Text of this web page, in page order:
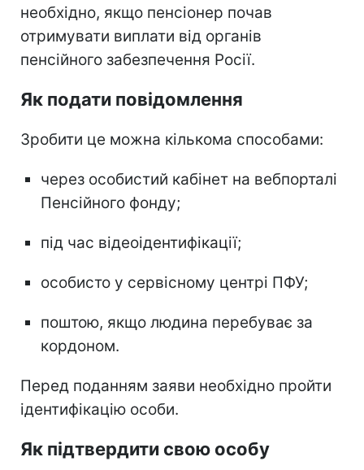
необхідно, якщо пенсіонер почав
отримувати виплати від органів
пенсійного забезпечення Росії.
Як подати повідомлення
Зробити це можна кількома способами:
через особистий кабінет на вебпорталі
Пенсійного фонду;
під час відеоідентифікації;
особисто у сервісному центрі ПФУ;
поштою, якщо людина перебуває за
кордоном.
Перед поданням заяви необхідно пройти
ідентифікацію особи.
Як підтвердити свою особу